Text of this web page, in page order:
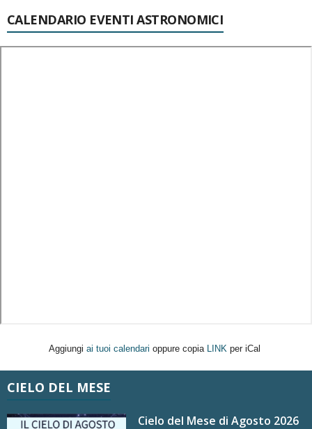
CALENDARIO EVENTI ASTRONOMICI
Aggiungi ai tuoi calendari oppure copia LINK per iCal
CIELO DEL MESE
Cielo del Mese di Agosto 2026